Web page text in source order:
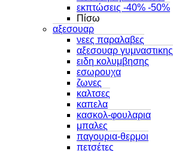
εκπτώσεις -40% -50%
Πίσω
αξεσουαρ
νεες παραλαβες
αξεσουαρ γυμναστικης
ειδη κολυμβησης
εσωρουχα
ζωνες
καλτσες
καπελα
κασκολ-φουλαρια
μπαλες
παγουρια-θερμοι
πετσέτες